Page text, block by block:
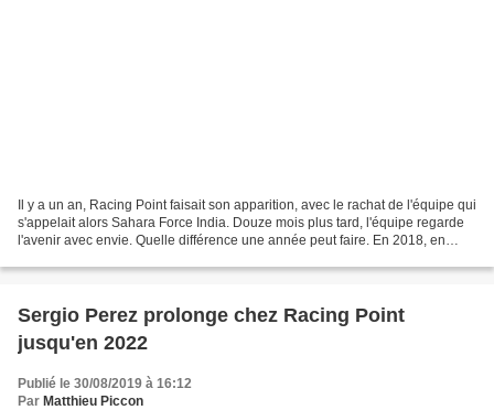
Il y a un an, Racing Point faisait son apparition, avec le rachat de l'équipe qui
s'appelait alors Sahara Force India. Douze mois plus tard, l'équipe regarde
l'avenir avec envie. Quelle différence une année peut faire. En 2018, en
Sergio Perez prolonge chez Racing Point
jusqu'en 2022
Publié le 30/08/2019 à 16:12
Par Matthieu Piccon